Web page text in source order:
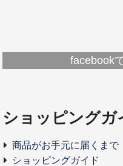
facebook
ショッピングガ
商品がお手元に届くまで
ショッピングガイド